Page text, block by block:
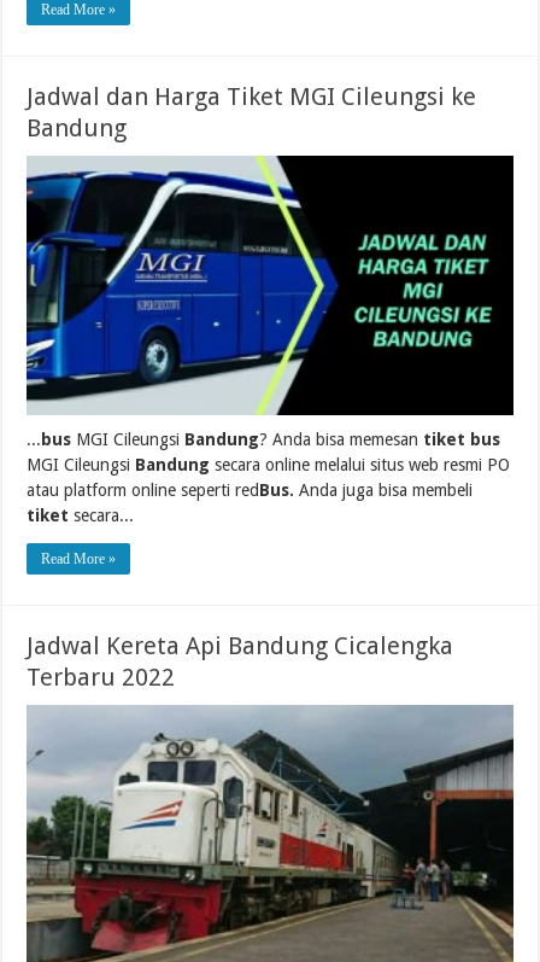
Read More »
Jadwal dan Harga Tiket MGI Cileungsi ke
Bandung
... bus MGI Cileungsi Bandung? Anda bisa memesan tiket bus
MGI Cileungsi Bandung secara online melalui situs web resmi PO
atau platform online seperti redBus. Anda juga bisa membeli
tiket secara...
Read More »
Jadwal Kereta Api Bandung Cicalengka
Terbaru 2022